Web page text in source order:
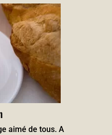
aimé de tous. A